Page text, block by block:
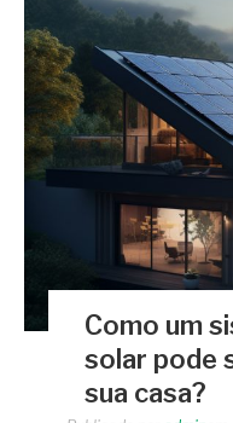
Como um
solar pode
sua casa?